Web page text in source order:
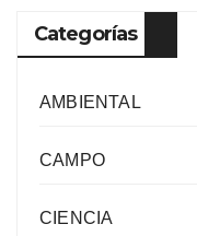
Categorías
AMBIENTAL
CAMPO
CIENCIA